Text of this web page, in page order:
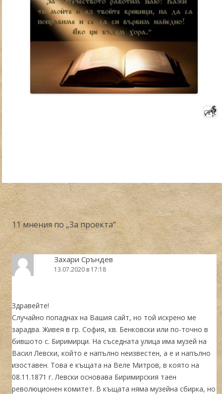
11 мнения по „За проекта“
Захари Сръндев
13.07.2020 в 17:18
Здравейте!
Случайно попаднах на Вашия сайт, но той искрено ме
зарадва. Живея в гр. София, кв. Бенковски или по-точно в
бившото с. Биримирци. На съседната улица има музей на
Васил Левски, който е напълно неизвестен, а е и напълно
изоставен. Това е къщата на Веле Митров, в която на
08.11.1871 г. Левски основава Биримирския таен
революционен комитет. В къщата няма музейна сбирка, но